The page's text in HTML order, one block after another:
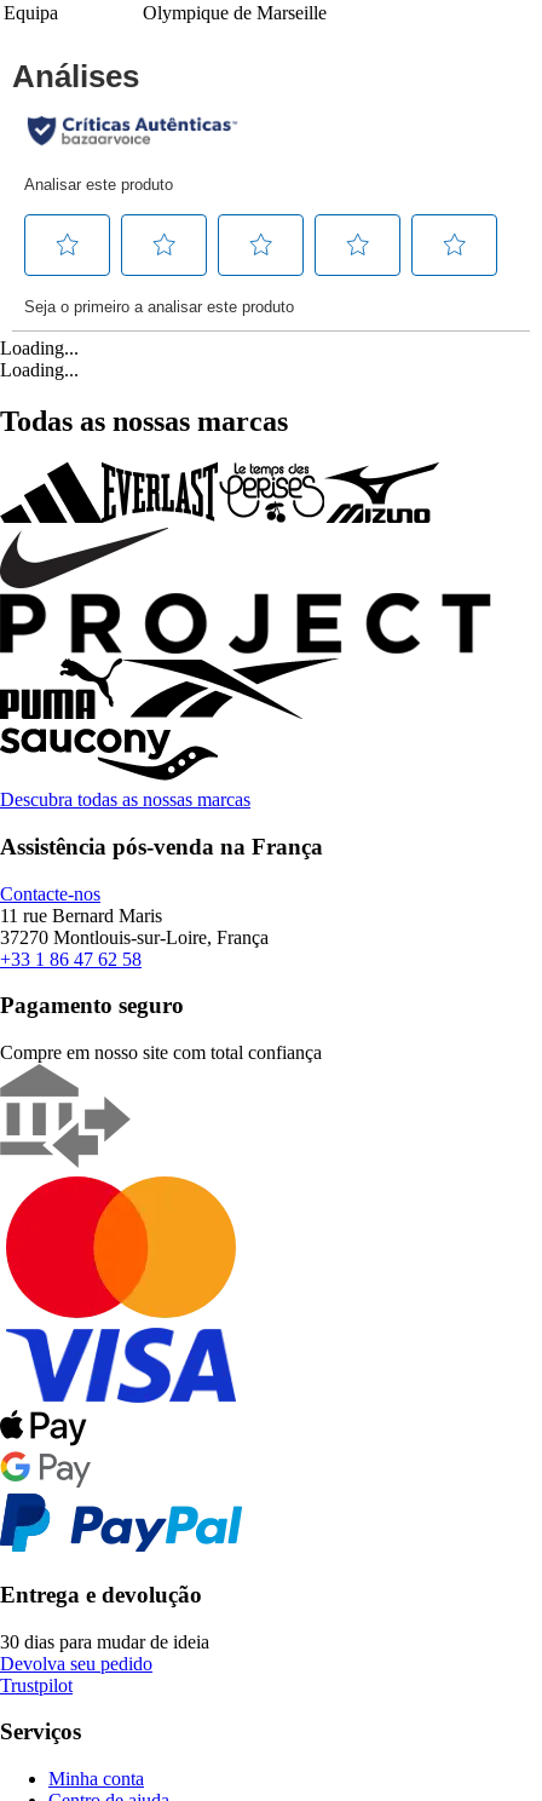
Equipa
Olympique de Marseille
Loading...
Loading...
Todas as nossas marcas
Descubra todas as nossas marcas
Assistência pós-venda na França
Contacte-nos
11 rue Bernard Maris
37270 Montlouis-sur-Loire, França
+33 1 86 47 62 58
Pagamento seguro
Compre em nosso site com total confiança
Entrega e devolução
30 dias para mudar de ideia
Devolva seu pedido
Trustpilot
Serviços
Minha conta